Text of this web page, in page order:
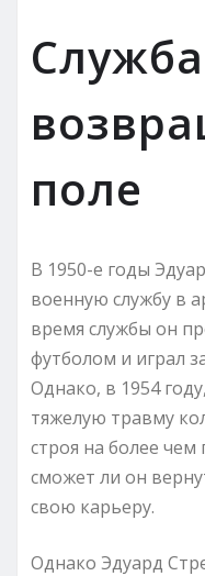
поле
В 1950-е годы
военную службу в
время службы он
футболом и играл
Однако, в 1954
тяжелую травму
строя на более чем
сможет ли он
свою карьеру.
Однако Эдуард